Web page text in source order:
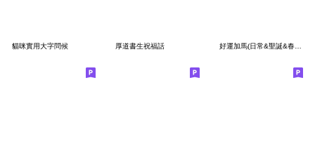
貓咪實用大字問候 厚道書生祝福話 好運加馬(日常&聖誕&春節)